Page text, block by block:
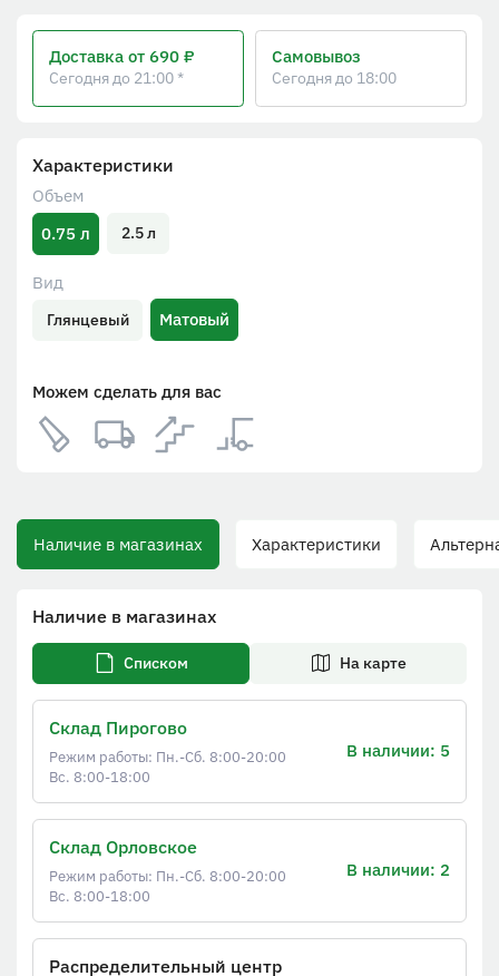
Характеристики
Объем
0.75 л
2.5 л
Вид
Глянцевый Матовый
Можем сделать для вас
Доставка от 690 ₽
Сегодня до 21:00 *
Самовывоз
Сегодня до 18:00
Наличие в магазинах Характеристики
Наличие в магазинах
Списком На карте
Склад Пирогово
Режим работы: Пн.-Сб. 8:00-20:00
Вс. 8:00-18:00
В наличии: 5
Склад Орловское
Режим работы: Пн.-Сб. 8:00-20:00
Вс. 8:00-18:00
В наличии: 2
Распределительный центр